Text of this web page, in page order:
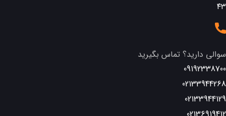
٤٣
سوالی دارید؟ تماس بگیرید
09192338700
02133944268
02133944129